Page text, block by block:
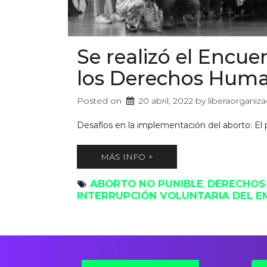
Se realizó el
los Derechos
Posted on 20 abril, 2022 by
Desafíos en la implementación del aborto:
MÁS INFO +
ABORTO NO PUNIBLE,
INTERRUPCIÓN VOLUNTARIA DEL